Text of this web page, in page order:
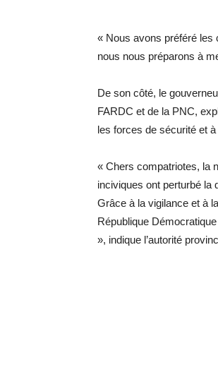
« Nous avons préféré les
nous nous préparons à
De son côté, le
FARDC et de la PNC,
les forces de sécurité et
« Chers compatriotes, la
inciviques ont perturbé la
Grâce à la vigilance et à
République
», indique l’autorité